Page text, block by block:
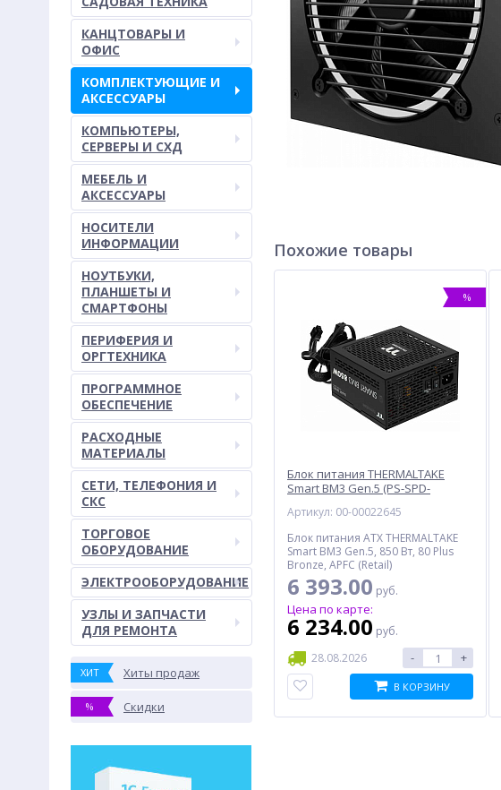
КАНЦТОВАРЫ И
ОФИС
КОМПЛЕКТУЮЩИЕ И
АКСЕССУАРЫ
КОМПЬЮТЕРЫ,
СЕРВЕРЫ И СХД
МЕБЕЛЬ И
АКСЕССУАРЫ
НОСИТЕЛИ
ИНФОРМАЦИИ
НОУТБУКИ,
ПЛАНШЕТЫ И
СМАРТФОНЫ
ПЕРИФЕРИЯ И
ОРГТЕХНИКА
ПРОГРАММНОЕ
ОБЕСПЕЧЕНИЕ
РАСХОДНЫЕ
МАТЕРИАЛЫ
СЕТИ, ТЕЛЕФОНИЯ И
СКС
ТОРГОВОЕ
ОБОРУДОВАНИЕ
ЭЛЕКТРООБОРУДОВАНИЕ
УЗЛЫ И ЗАПЧАСТИ
ДЛЯ РЕМОНТА
ХИТ Хиты продаж
% Скидки
Похожие товары
%
Блок питания THERMALTAKE
Smart BM3 Gen.5 (PS-SPD-
Bronze
Артикул: 00-00022645
Блок питания ATX THERMALTAKE
Smart BM3 Gen.5, 850 Вт, 80 Plus
Bronze, APFC (Retail)
6 393.00 руб.
Цена по карте:
6 234.00 руб.
28.08.2026
- +
В КОРЗИНУ